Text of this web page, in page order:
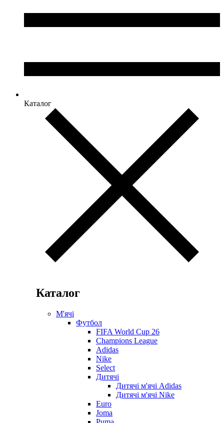
Каталог
Каталог
М'ячі
Футбол
FIFA World Cup 26
Champions League
Adidas
Nike
Select
Дитячі
Дитячі м'ячі Adidas
Дитячі м'ячі Nike
Euro
Joma